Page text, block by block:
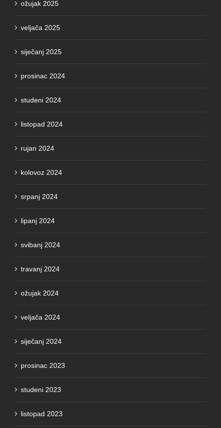
ožujak 2025
veljača 2025
siječanj 2025
prosinac 2024
studeni 2024
listopad 2024
rujan 2024
kolovoz 2024
srpanj 2024
lipanj 2024
svibanj 2024
travanj 2024
ožujak 2024
veljača 2024
siječanj 2024
prosinac 2023
studeni 2023
listopad 2023